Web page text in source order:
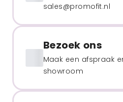
sales@promofit.nl
Bezoek ons
Maak een afspraak
showroom